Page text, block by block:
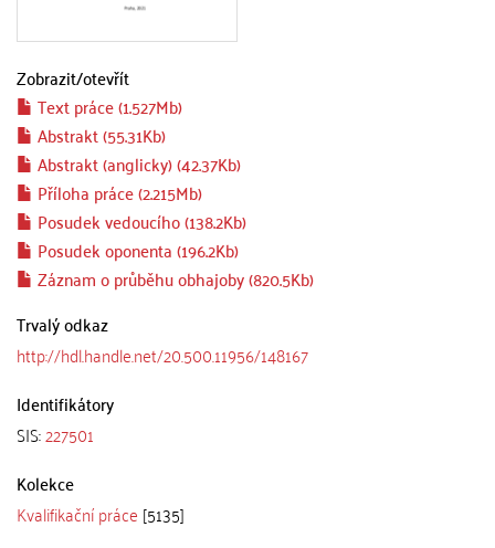
Zobrazit/otevřít
Text práce (1.527Mb)
Abstrakt (55.31Kb)
Abstrakt (anglicky) (42.37Kb)
Příloha práce (2.215Mb)
Posudek vedoucího (138.2Kb)
Posudek oponenta (196.2Kb)
Záznam o průběhu obhajoby (820.5Kb)
Trvalý odkaz
http://hdl.handle.net/20.500.11956/148167
Identifikátory
SIS:227501
Kolekce
Kvalifikační práce [5135]